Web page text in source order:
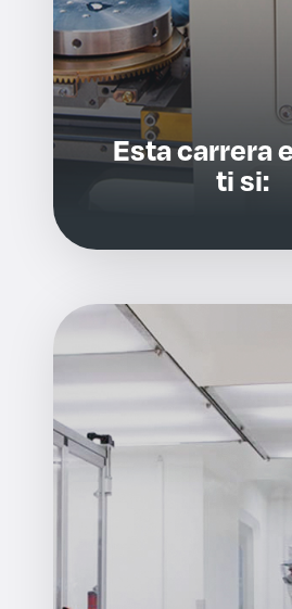
Esta carrera
ti si: